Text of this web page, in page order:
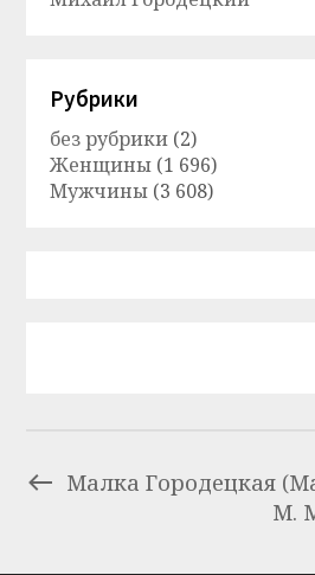
Рубрики
без рубрики (2)
Женщины (1 696)
Мужчины (3 608)
Малка Городецкая
М.